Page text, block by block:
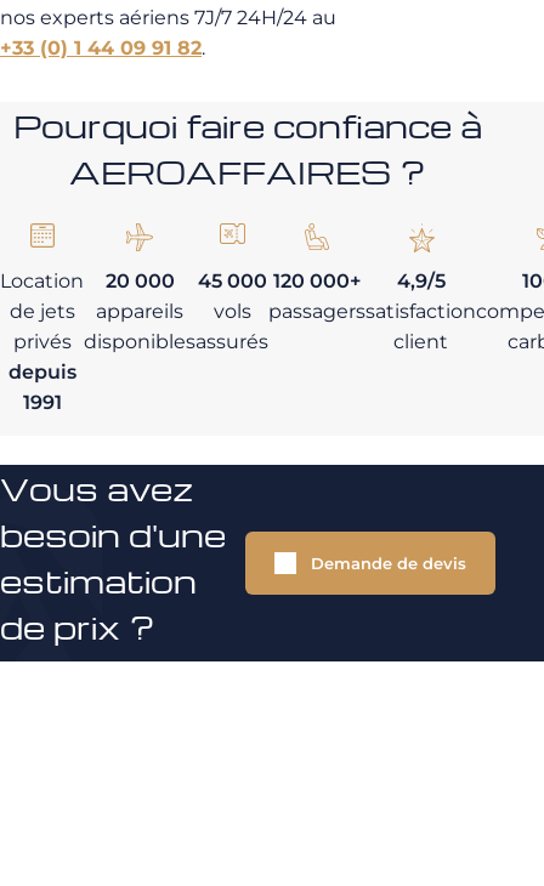
nos experts aériens 7J/7 24H/24 au
+33 (0) 1 44 09 91 82.
Pourquoi faire confiance à
AEROAFFAIRES ?
Location
de jets
privés
depuis
1991
20 000
appareils
disponibles
45 000
vols
assurés
120 000+
passagers
4,9/5
satisfaction
client
Vous avez
besoin d'une
estimation
de prix ?
Demande de devis